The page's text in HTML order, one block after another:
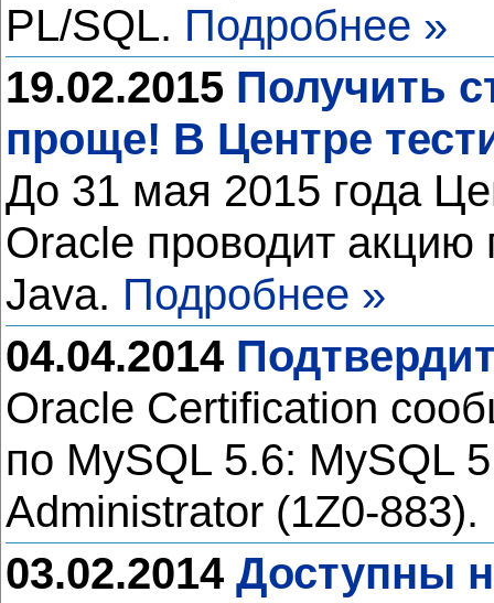
PL/SQL. Подробнее »
19.02.2015 Получить
проще! В Центре
До 31 мая 2015 года
Oracle проводит акцию
Java. Подробнее »
04.04.2014
Oracle Certification
по MySQL 5.6: MySQL
Administrator (1Z0-883).
03.02.2014 Доступны